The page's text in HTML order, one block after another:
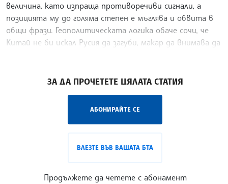
величина, като изпраща противоречиви сигнали, а
позицията му до голяма степен е мъглява и обвита в
общи фрази. Геополитическата логика обаче сочи, че
Китай не би искал Русия да загуби, макар да внимава да
ЗА ДА ПРОЧЕТЕТЕ ЦЯЛАТА СТАТИЯ
АБОНИРАЙТЕ СЕ
ВЛЕЗТЕ ВЪВ ВАШАТА БТА
Продължете да четете с абонамент